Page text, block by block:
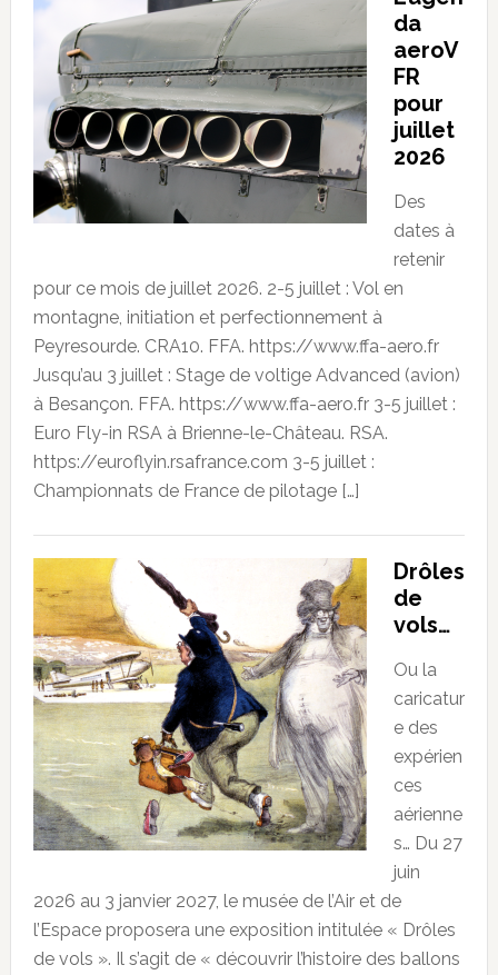
da
aeroV
FR
pour
juillet
2026
Des
dates à
retenir
pour ce mois de juillet 2026. 2-5 juillet : Vol en
montagne, initiation et perfectionnement à
Peyresourde. CRA10. FFA. https://www.ffa-aero.fr
Jusqu’au 3 juillet : Stage de voltige Advanced (avion)
à Besançon. FFA. https://www.ffa-aero.fr 3-5 juillet :
Euro Fly-in RSA à Brienne-le-Château. RSA.
https://euroflyin.rsafrance.com 3-5 juillet :
Championnats de France de pilotage […]
Drôles
de
vols…
Ou la
caricatur
e des
expérien
ces
aérienne
s… Du 27
juin
2026 au 3 janvier 2027, le musée de l’Air et de
l’Espace proposera une exposition intitulée « Drôles
de vols ». Il s’agit de « découvrir l’histoire des ballons